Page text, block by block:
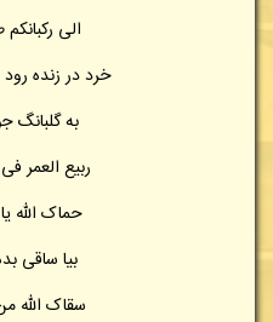
الی
خرد در زنده
به گلبانگ
ربیع العمر
حماک الله
بیا ساقی
سقاک الله